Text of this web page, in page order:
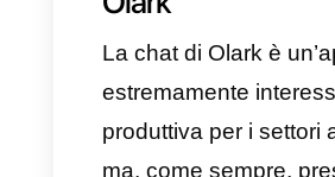
Chi usa
Questa app è